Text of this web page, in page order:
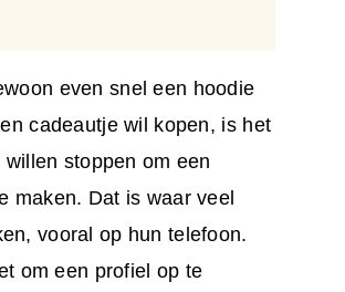
even snel een hoodie
cadeautje wil kopen, is het
stoppen om een
maken. Dat is waar veel
vooral op hun telefoon.
om een profiel op te